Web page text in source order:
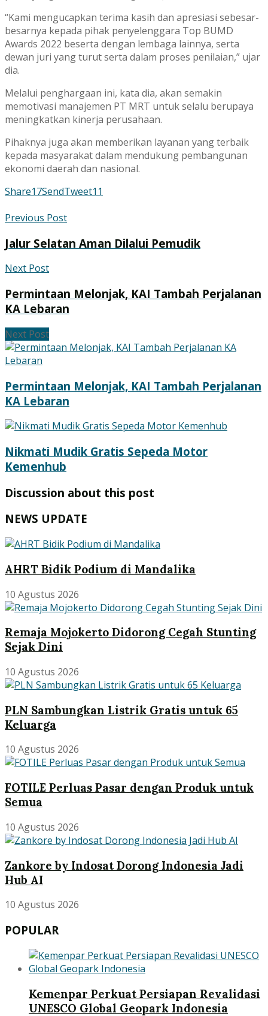
“Kami mengucapkan terima kasih dan apresiasi sebesar-
besarnya kepada pihak penyelenggara Top BUMD
Awards 2022 beserta dengan lembaga lainnya, serta
dewan juri yang turut serta dalam proses penilaian,” ujar
dia.
Melalui penghargaan ini, kata dia, akan semakin
memotivasi manajemen PT MRT untuk selalu berupaya
meningkatkan kinerja perusahaan.
Pihaknya juga akan memberikan layanan yang terbaik
kepada masyarakat dalam mendukung pembangunan
ekonomi daerah dan nasional.
Share17SendTweet11
Previous Post
Jalur Selatan Aman Dilalui Pemudik
Next Post
Permintaan Melonjak, KAI Tambah Perjalanan
KA Lebaran
Next Post
Permintaan Melonjak, KAI Tambah Perjalanan
KA Lebaran
Nikmati Mudik Gratis Sepeda Motor
Kemenhub
Discussion about this post
NEWS UPDATE
AHRT Bidik Podium di Mandalika
10 Agustus 2026
Remaja Mojokerto Didorong Cegah Stunting
Sejak Dini
10 Agustus 2026
PLN Sambungkan Listrik Gratis untuk 65
Keluarga
10 Agustus 2026
FOTILE Perluas Pasar dengan Produk untuk
Semua
10 Agustus 2026
Zankore by Indosat Dorong Indonesia Jadi
Hub AI
10 Agustus 2026
POPULAR
Kemenpar Perkuat Persiapan Revalidasi
UNESCO Global Geopark Indonesia